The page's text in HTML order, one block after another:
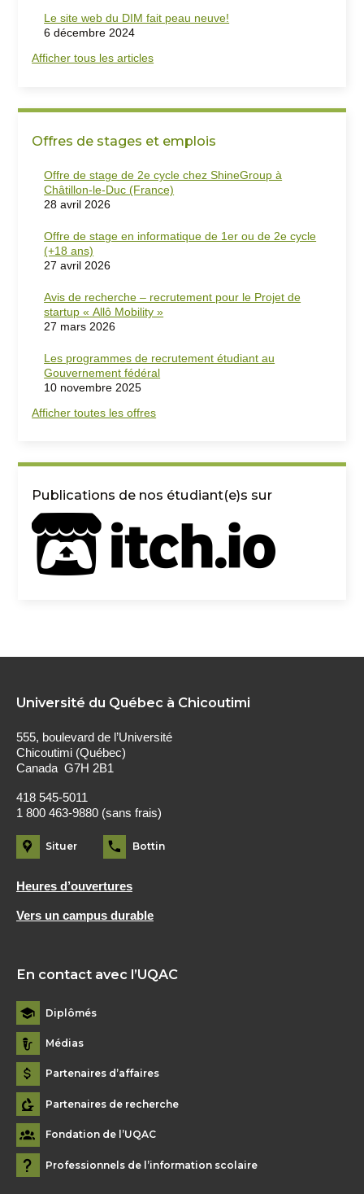
Le site web du DIM fait peau neuve!
6 décembre 2024
Afficher tous les articles
Offres de stages et emplois
Offre de stage de 2e cycle chez ShineGroup à
Châtillon-le-Duc (France)
28 avril 2026
Offre de stage en informatique de 1er ou de 2e cycle
(+18 ans)
27 avril 2026
Avis de recherche – recrutement pour le Projet de
startup « Allô Mobility »
27 mars 2026
Les programmes de recrutement étudiant au
Gouvernement fédéral
10 novembre 2025
Afficher toutes les offres
Publications de nos étudiant(e)s sur
Université du Québec à Chicoutimi
555, boulevard de l’Université
Chicoutimi (Québec)
Canada G7H 2B1
418 545-5011
1 800 463-9880 (sans frais)
Situer Bottin
Heures d’ouvertures
Vers un campus durable
En contact avec l’UQAC
Diplômés
Médias
Partenaires d’affaires
Partenaires de recherche
Fondation de l’UQAC
Professionnels de l’information scolaire